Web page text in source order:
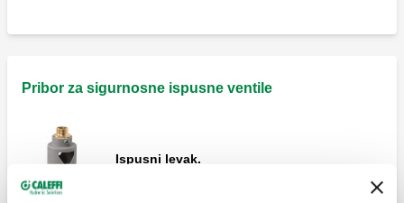
priključci.
Sigurnosni rasteretni ventil, ženski
Pribor za sigurnosne ispusne ventile
Ispusni levak.